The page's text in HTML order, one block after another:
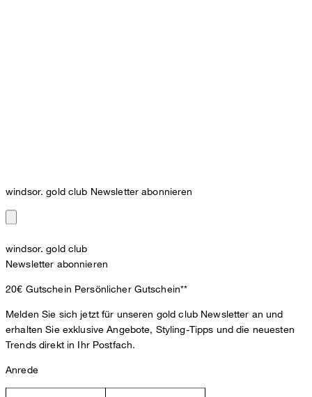
windsor. gold club Newsletter abonnieren
windsor. gold club
Newsletter abonnieren
20€ Gutschein Persönlicher Gutschein**
Melden Sie sich jetzt für unseren gold club Newsletter an und
erhalten Sie exklusive Angebote, Styling-Tipps und die neuesten
Trends direkt in Ihr Postfach.
Anrede